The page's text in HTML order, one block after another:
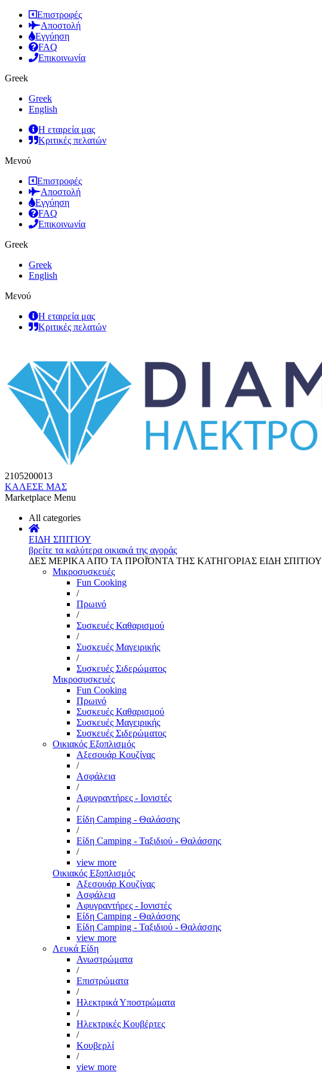
Επιστροφές
Αποστολή
Εγγύηση
FAQ
Επικοινωνία
Greek
Greek
English
Η εταιρεία μας
Κριτικές πελατών
Μενού
Επιστροφές
Αποστολή
Εγγύηση
FAQ
Επικοινωνία
Greek
Greek
English
Μενού
Η εταιρεία μας
Κριτικές πελατών
2105200013
ΚΑΛΕΣΕ ΜΑΣ
Marketplace Menu
All categories
ΕΙΔΗ ΣΠΙΤΙΟΥ
βρείτε τα καλύτερα οικιακά της αγοράς
ΔΕΣ ΜΕΡΙΚΑ ΑΠΌ ΤΑ ΠΡΟΪΌΝΤΑ ΤΗΣ ΚΑΤΗΓΟΡΙΑΣ ΕΙΔΗ ΣΠΙΤΙΟΥ
Μικροσυσκευές
Fun Cooking
/
Πρωινό
/
Συσκευές Καθαρισμού
/
Συσκευές Μαγειρικής
/
Συσκευές Σιδερώματος
Μικροσυσκευές
Fun Cooking
Πρωινό
Συσκευές Καθαρισμού
Συσκευές Μαγειρικής
Συσκευές Σιδερώματος
Οικιακός Εξοπλισμός
Αξεσουάρ Κουζίνας
/
Ασφάλεια
/
Αφυγραντήρες - Ιονιστές
/
Είδη Camping - Θαλάσσης
/
Είδη Camping - Ταξιδιού - Θαλάσσης
/
view more
Οικιακός Εξοπλισμός
Αξεσουάρ Κουζίνας
Ασφάλεια
Αφυγραντήρες - Ιονιστές
Είδη Camping - Θαλάσσης
Είδη Camping - Ταξιδιού - Θαλάσσης
view more
Λευκά Είδη
Ανωστρώματα
/
Επιστρώματα
/
Ηλεκτρικά Υποστρώματα
/
Ηλεκτρικές Κουβέρτες
/
Κουβερλί
/
view more